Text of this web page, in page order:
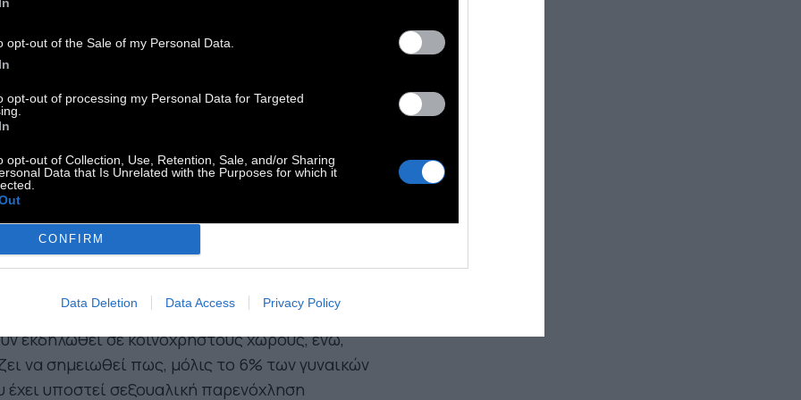
opt-out of the Sale of my Personal Data.
opt-out of processing my Personal Data for Targeted
opt-out of Collection, Use, Retention, Sale, and/or Sharing
Data that Is Unrelated with the Purposes for which it
CONFIRM
Data Deletion Data Access Privacy Policy
Κυρίως, τέτοιου είδους παρενοχλήσης ,
σε ηλικιακά νεότερες κοπέλες με
εργασιακή εμπειρία.
των γυναικών αυτών, δήλωσαν πως το
με το 25% να αναφέρει ότι προήλθε
πελάτη, την ώρα που στο 20% ανέρχεται το
ιδιοκτήτες της επιχείρησης.
λάβει χώρα σε χώρο γραφείου, και σχεδόν 1/3
εκδηλωθεί σε κοινόχρηστους χώρους, ενώ,
να σημειωθεί πως, μόλις το 6% των γυναικών
έχει υποστεί σεξουαλική παρενόχληση